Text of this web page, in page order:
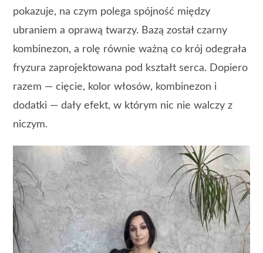
pokazuje, na czym polega spójność między
ubraniem a oprawą twarzy. Bazą został czarny
kombinezon, a rolę równie ważną co krój odegrała
fryzura zaprojektowana pod kształt serca. Dopiero
razem — cięcie, kolor włosów, kombinezon i
dodatki — dały efekt, w którym nic nie walczy z
niczym.